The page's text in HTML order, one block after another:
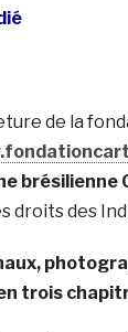
de la
brésilienne
droits des
trois